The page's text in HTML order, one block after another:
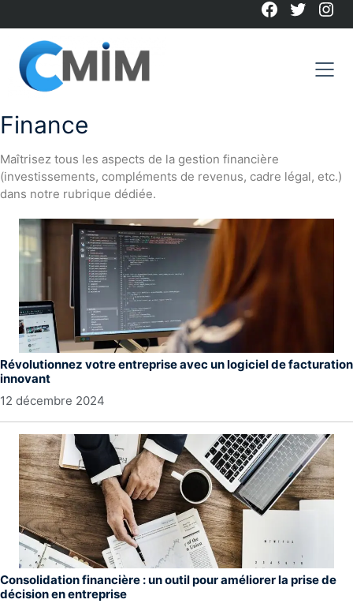
to
content
Facebook
Twitter
Finance
Maîtrisez tous les aspects de la gestion financière
(investissements, compléments de revenus, cadre légal, etc.)
dans notre rubrique dédiée.
Révolutionnez votre entreprise avec un logiciel de facturation
innovant
12 décembre 2024
Consolidation financière : un outil pour améliorer la prise de
décision en entreprise